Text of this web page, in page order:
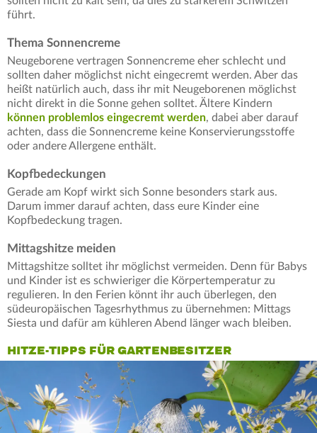
führt.
Thema Sonnencreme
Neugeborene vertragen Sonnencreme eher schlecht und
sollten daher möglichst nicht eingecremt werden. Aber das
heißt natürlich auch, dass ihr mit Neugeborenen möglichst
nicht direkt in die Sonne gehen solltet. Ältere Kindern
können problemlos eingecremt werden, dabei aber darauf
achten, dass die Sonnencreme keine Konservierungsstoffe
oder andere Allergene enthält.
Kopfbedeckungen
Gerade am Kopf wirkt sich Sonne besonders stark aus.
Darum immer darauf achten, dass eure Kinder eine
Kopfbedeckung tragen.
Mittagshitze meiden
Mittagshitze solltet ihr möglichst vermeiden. Denn für Babys
und Kinder ist es schwieriger die Körpertemperatur zu
regulieren. In den Ferien könnt ihr auch überlegen, den
südeuropäischen Tagesrhythmus zu übernehmen: Mittags
Siesta und dafür am kühleren Abend länger wach bleiben.
HITZE-TIPPS FÜR GARTENBESITZER